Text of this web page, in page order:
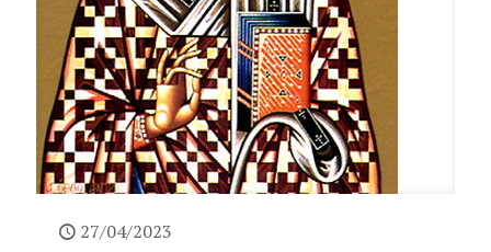
27/04/2023